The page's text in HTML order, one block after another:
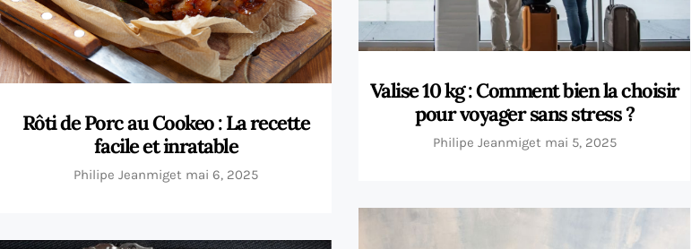
Rôti de Porc au Cookeo : La recette
facile et inratable
Philipe Jeanmiget mai 6, 2025
Valise 10 kg : Comment bien la choisir
pour voyager sans stress ?
Philipe Jeanmiget mai 5, 2025